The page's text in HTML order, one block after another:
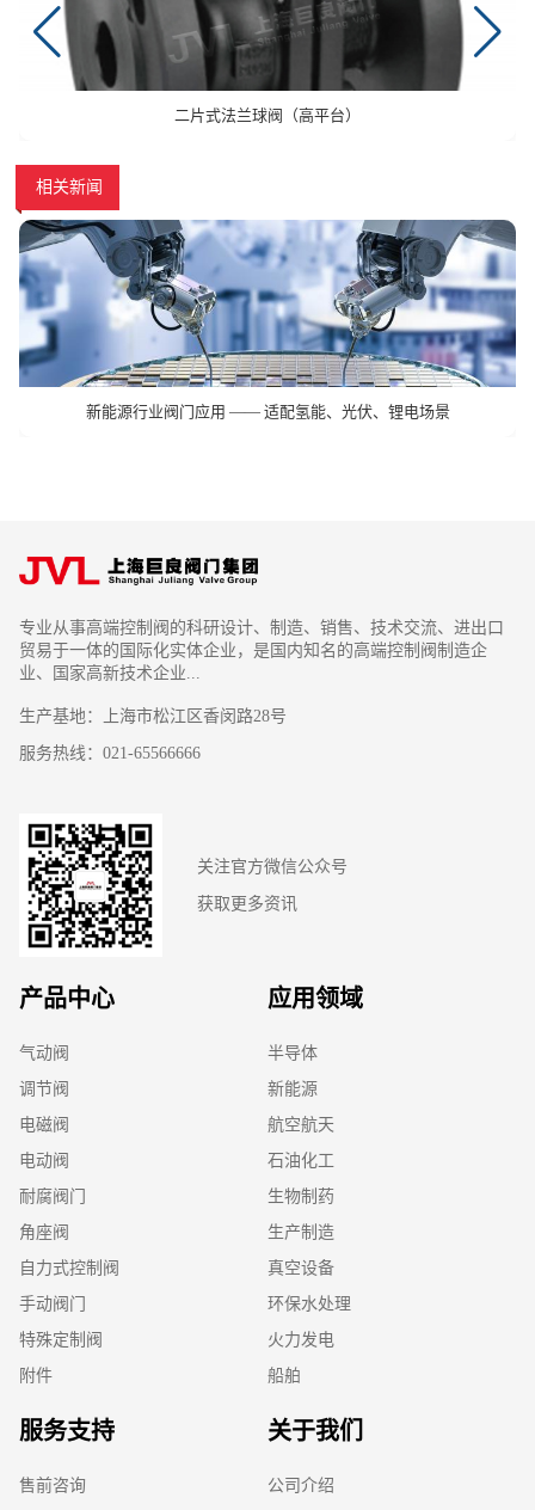
二片式法兰球阀（高平台）
相关新闻
新能源行业阀门应用 —— 适配氢能、光伏、锂电场景
专业从事高端控制阀的科研设计、制造、销售、技术交流、进出口
贸易于一体的国际化实体企业，是国内知名的高端控制阀制造企
业、国家高新技术企业...
生产基地：上海市松江区香闵路28号
服务热线：021-65566666
关注官方微信公众号
获取更多资讯
产品中心
气动阀
调节阀
电磁阀
电动阀
耐腐阀门
角座阀
自力式控制阀
手动阀门
特殊定制阀
附件
应用领域
半导体
新能源
航空航天
石油化工
生物制药
生产制造
真空设备
环保水处理
火力发电
船舶
服务支持
售前咨询
关于我们
公司介绍